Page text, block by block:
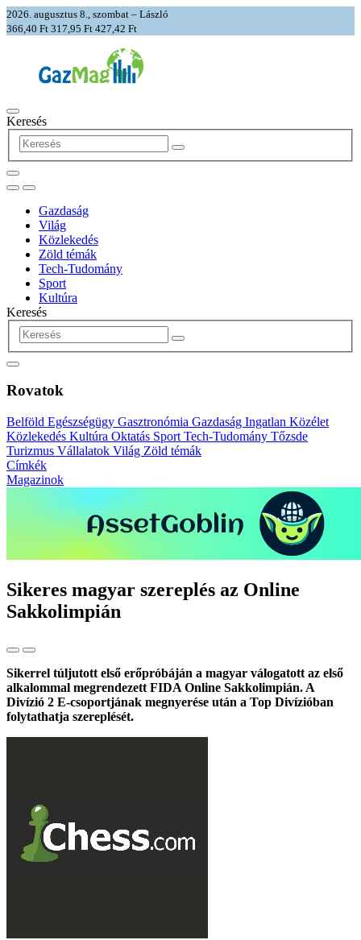
2026. augusztus 8., szombat – László
366,40 Ft 317,95 Ft 427,42 Ft
Keresés
Gazdaság
Világ
Közlekedés
Zöld témák
Tech-Tudomány
Sport
Kultúra
Keresés
Rovatok
Belföld Egészségügy Gasztronómia Gazdaság Ingatlan Közélet
Közlekedés Kultúra Oktatás Sport Tech-Tudomány Tőzsde
Turizmus Vállalatok Világ Zöld témák
Címkék
Magazinok
Sikeres magyar szereplés az Online
Sakkolimpián
Sikerrel túljutott első erőpróbáján a magyar válogatott az első
alkalommal megrendezett FIDA Online Sakkolimpián. A
Divízió 2 E-csoportjának megnyerése után a Top Divízióban
folytathatja szereplését.